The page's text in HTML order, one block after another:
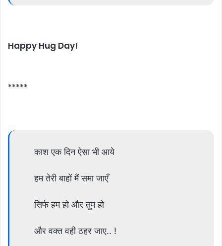
Happy Hug Day!
*****
काश एक दिन ऐसा भी आये
हम तेरी बाहों मैं समा जाएँ
सिर्फ हम हो और तुम हो
और वक्त वही ठहर जाए.. !